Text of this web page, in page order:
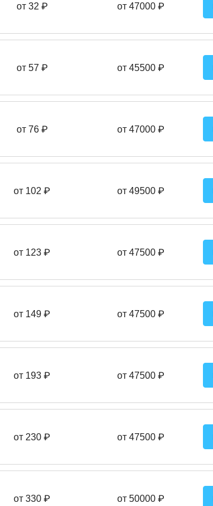
от 32 ₽ от 47000₽
от 57 ₽ от 45500₽
от 76 ₽ от 47000 ₽
от 102 ₽ от 49500 ₽
от 123 ₽ от 47500 ₽
от 149 ₽ от 47500 ₽
от 193 ₽ от 47500₽
от 230 ₽ от 47500₽
от 330 ₽ от 50000₽